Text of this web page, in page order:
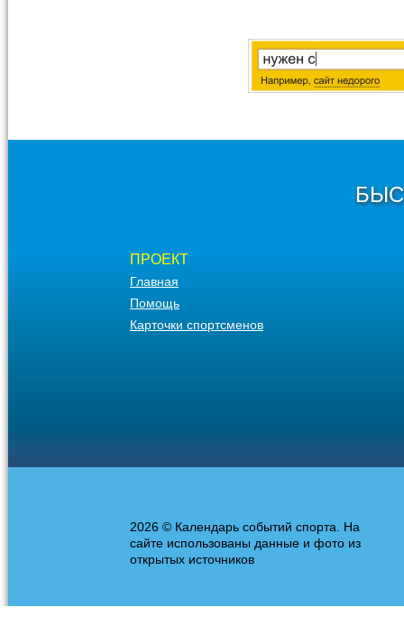
ПРОЕКТ
Главная
Помощь
Карточки спортсменов
2026 © Календарь событий спорта. На
сайте использованы данные и фото из
открытых источников